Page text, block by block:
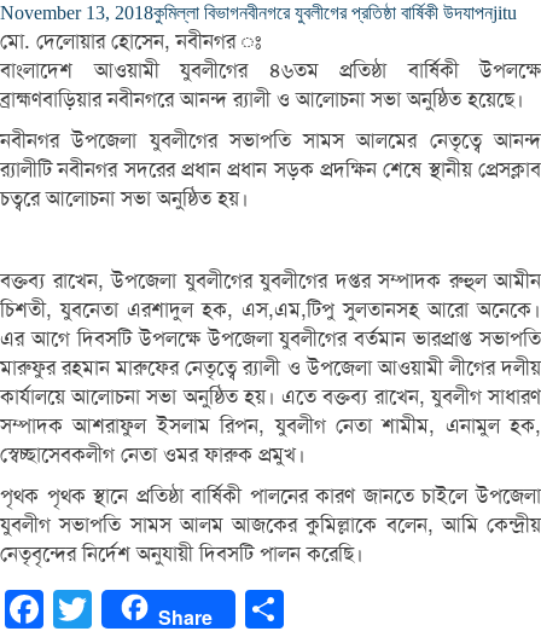
November 13, 2018কুমিল্লা বিভাগনবীনগরে যুবলীগের প্রতিষ্ঠা বার্ষিকী উদযাপনjitu
মো. দেলোয়ার হোসেন, নবীনগর ঃ
বাংলাদেশ আওয়ামী যুবলীগের ৪৬তম প্রতিষ্ঠা বার্ষিকী উপলক্ষে
ব্রা‏হ্মণবাড়িয়ার নবীনগরে আনন্দ র‌্যালী ও আলোচনা সভা অনুষ্ঠিত হয়েছে।
নবীনগর উপজেলা যুবলীগের সভাপতি সামস আলমের নেতৃত্বে আনন্দ
র‌্যালীটি নবীনগর সদরের প্রধান প্রধান সড়ক প্রদক্ষিন শেষে স্থানীয় প্রেসক্লাব
চত্বরে আলোচনা সভা অনুষ্ঠিত হয়।
বক্তব্য রাখেন, উপজেলা যুবলীগের যুবলীগের দপ্তর সম্পাদক রুহুল আমীন
চিশতী, যুবনেতা এরশাদুল হক, এস,এম,টিপু সুলতানসহ আরো অনেকে।
এর আগে দিবসটি উপলক্ষে উপজেলা যুবলীগের বর্তমান ভারপ্রাপ্ত সভাপতি
মারুফুর রহমান মারুফের নেতৃত্বে র‌্যালী ও উপজেলা আওয়ামী লীগের দলীয়
কার্যালয়ে আলোচনা সভা অনুষ্ঠিত হয়। এতে বক্তব্য রাখেন, যুবলীগ সাধারণ
সম্পাদক আশরাফুল ইসলাম রিপন, যুবলীগ নেতা শামীম, এনামুল হক,
স্বেচ্ছাসেবকলীগ নেতা ওমর ফারুক প্রমুখ।
পৃথক পৃথক স্থানে প্রতিষ্ঠা বার্ষিকী পালনের কারণ জানতে চাইলে উপজেলা
যুবলীগ সভাপতি সামস আলম আজকের কুমিল্লাকে বলেন, আমি কেন্দ্রীয়
নেতৃবৃন্দের নির্দেশ অনুযায়ী দিবসটি পালন করেছি।
FacebookTwitter Share